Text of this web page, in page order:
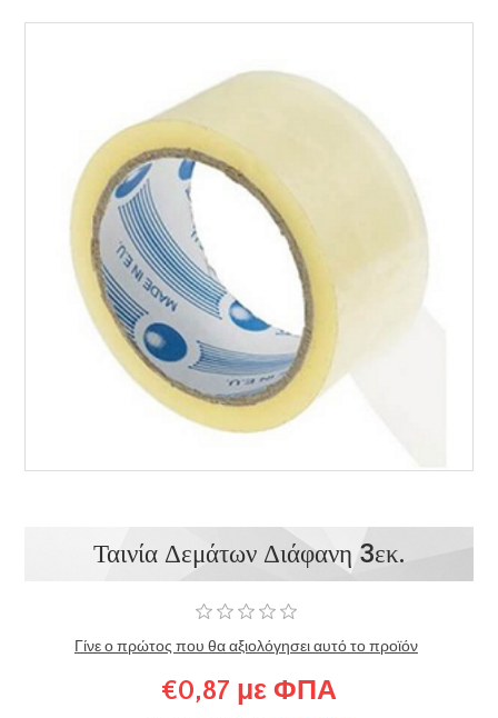
Ταινία Δεμάτων Διάφανη 3εκ.
Γίνε ο πρώτος που θα αξιολόγησει αυτό το προϊόν
€0,87 με ΦΠΑ